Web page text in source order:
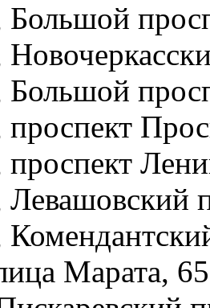
Большой
Большой
проспект
проспект
Левашовский
Марата, 65